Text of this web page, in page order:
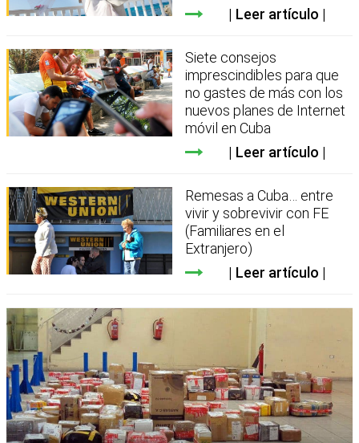
Leer artículo
Siete consejos
imprescindibles para que
no gastes de más con los
nuevos planes de Internet
móvil en Cuba
Leer artículo
Remesas a Cuba… entre
vivir y sobrevivir con FE
(Familiares en el
Extranjero)
Leer artículo